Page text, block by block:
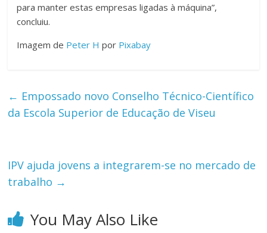
para manter estas empresas ligadas à máquina”,
concluiu.
Imagem de Peter H por Pixabay
← Empossado novo Conselho Técnico-Científico
da Escola Superior de Educação de Viseu
IPV ajuda jovens a integrarem-se no mercado de
trabalho →
You May Also Like